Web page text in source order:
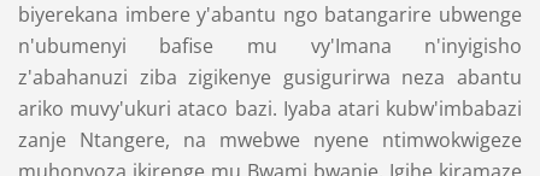
biyerekana imbere y'abantu ngo batangarire ubwenge
n'ubumenyi bafise mu vy'Imana n'inyigisho
z'abahanuzi ziba zigikenye gusigurirwa neza abantu
ariko muvy'ukuri ataco bazi. Iyaba atari kubw'imbabazi
zanje Ntangere, na mwebwe nyene ntimwokwigeze